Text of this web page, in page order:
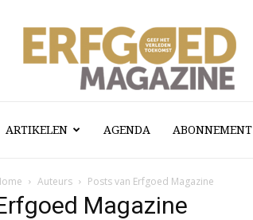
Erfgoed
Magazine
ARTIKELEN AGENDA ABONNEMENT
Auteurs Posts van Erfgoed Magazine
Magazine